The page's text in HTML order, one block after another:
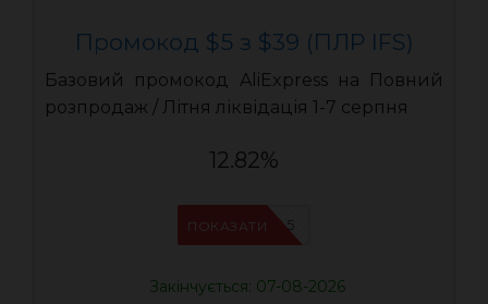
Промокод $5 з $39 (ПЛР IFS)
Базовий промокод AliExpress на Повний
розпродаж / Літня ліквідація 1-7 серпня
12.82%
IFSCDUA5
ПОКАЗАТИ
Закінчується: 07-08-2026